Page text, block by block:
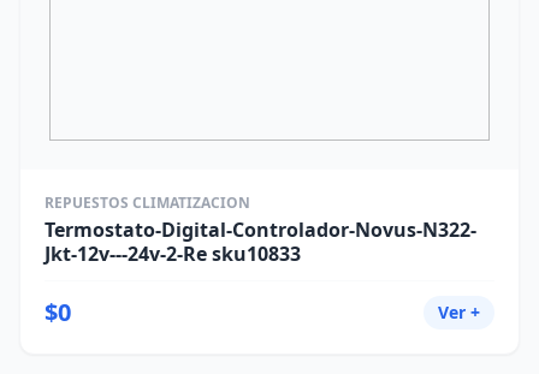
REPUESTOS CLIMATIZACION
Termostato-Digital-Controlador-Novus-N322-
Jkt-12v---24v-2-Re sku10833
$0 Ver +